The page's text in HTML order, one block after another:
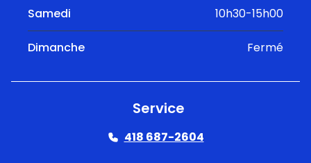
Samedi 10h30-15h00
Dimanche Fermé
Service
418 687-2604